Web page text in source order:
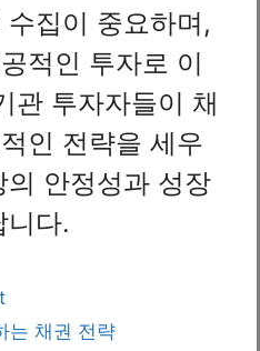
집이 중요하며,
적인 투자로 이
관 투자자들이 채
인 전략을 세우
안정성과 성장
니다.
는 채권 전략